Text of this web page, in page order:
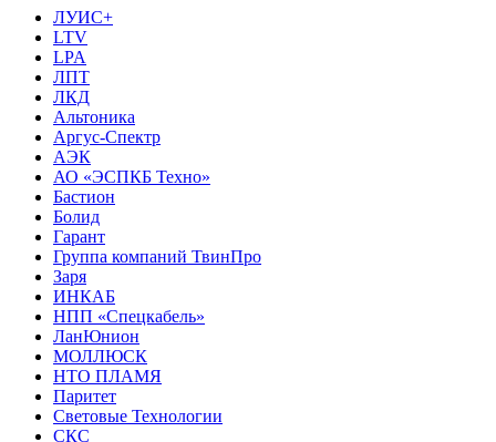
ЛУИС+
LTV
LPA
ЛПТ
ЛКД
Альтоника
Аргус-Спектр
АЭК
АО «ЭСПКБ Техно»
Бастион
Болид
Гарант
Группа компаний ТвинПро
Заря
ИНКАБ
НПП «Спецкабель»
ЛанЮнион
МОЛЛЮСК
НТО ПЛАМЯ
Паритет
Световые Технологии
СКС